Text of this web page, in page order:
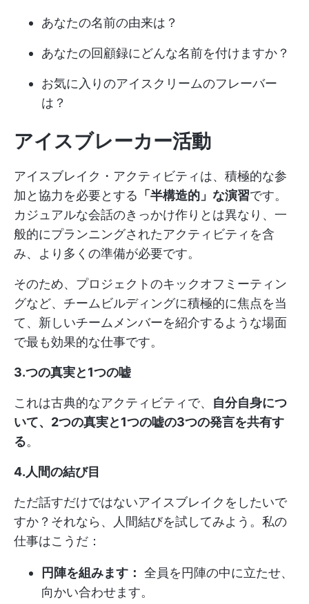
あなたの名前の由来は？
あなたの回顧録にどんな名前を付けますか？
お気に入りのアイスクリームのフレーバー
は？
アイスブレーカー活動
アイスブレイク・アクティビティは、積極的な参
加と協力を必要とする 「半構造的」な演習です。
カジュアルな会話のきっかけ作りとは異なり、一
般的にプランニングされたアクティビティを含
み、より多くの準備が必要です。
そのため、プロジェクトのキックオフミーティン
グなど、チームビルディングに積極的に焦点を当
て、新しいチームメンバーを紹介するような場面
で最も効果的な仕事です。
3.つの真実と1つの嘘
これは古典的なアクティビティで、 自分自身につ
いて、2つの真実と1つの嘘の3つの発言を共有す
る。
4.人間の結び目
ただ話すだけではないアイスブレイクをしたいで
すか？それなら、人間結びを試してみよう。私の
仕事はこうだ：
円陣を組みます： 全員を円陣の中に立たせ、
向かい合わせます。